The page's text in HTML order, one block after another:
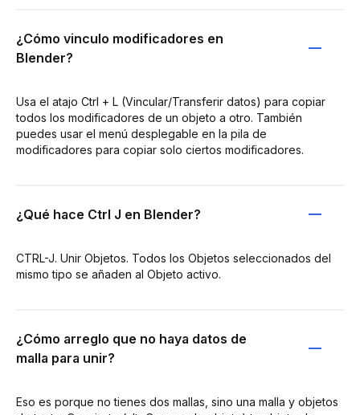
¿Cómo vinculo modificadores en
Blender?
Usa el atajo Ctrl + L (Vincular/Transferir datos) para copiar
todos los modificadores de un objeto a otro. También
puedes usar el menú desplegable en la pila de
modificadores para copiar solo ciertos modificadores.
¿Qué hace Ctrl J en Blender?
CTRL-J. Unir Objetos. Todos los Objetos seleccionados del
mismo tipo se añaden al Objeto activo.
¿Cómo arreglo que no haya datos de
malla para unir?
Eso es porque no tienes dos mallas, sino una malla y objetos